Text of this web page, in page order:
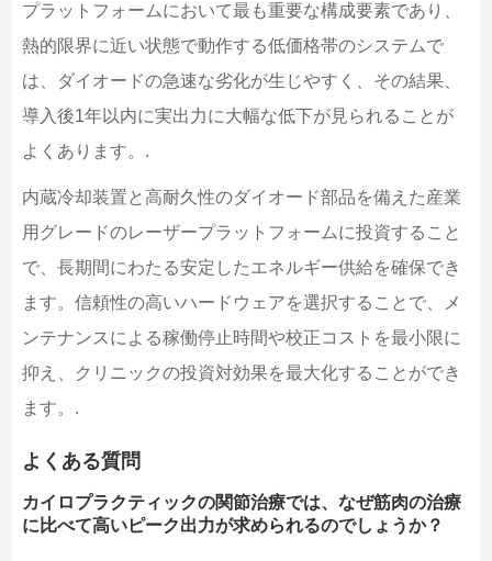
プラットフォームにおいて最も重要な構成要素であり、
熱的限界に近い状態で動作する低価格帯のシステムで
は、ダイオードの急速な劣化が生じやすく、その結果、
導入後1年以内に実出力に大幅な低下が見られることが
よくあります。.
内蔵冷却装置と高耐久性のダイオード部品を備えた産業
用グレードのレーザープラットフォームに投資すること
で、長期間にわたる安定したエネルギー供給を確保でき
ます。信頼性の高いハードウェアを選択することで、メ
ンテナンスによる稼働停止時間や校正コストを最小限に
抑え、クリニックの投資対効果を最大化することができ
ます。.
よくある質問
カイロプラクティックの関節治療では、なぜ筋肉の治療
に比べて高いピーク出力が求められるのでしょうか？